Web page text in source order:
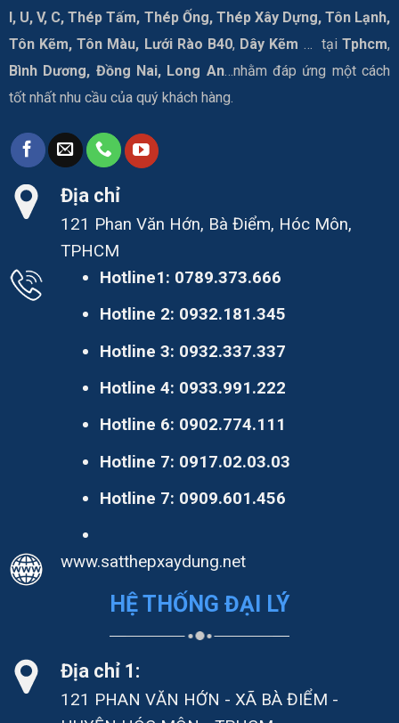
I, U, V, C, Thép Tấm, Thép Ống, Thép Xây Dựng, Tôn Lạnh,
Tôn Kẽm, Tôn Màu, Lưới Rào B40, Dây Kẽm … tạiTphcm,
Bình Dương, Đồng Nai, Long An…nhằm đáp ứng một cách
tốt nhất nhu cầu của quý khách hàng.
Địa chỉ
121 Phan Văn Hớn, Bà Điểm, Hóc Môn,
TPHCM
Hotline1: 0789.373.666
Hotline 2: 0932.181.345
Hotline 3: 0932.337.337
Hotline 4: 0933.991.222
Hotline 6: 0902.774.111
Hotline 7: 0917.02.03.03
Hotline 7: 0909.601.456
www.satthepxaydung.net
HỆ THỐNG ĐẠI LÝ
Địa chỉ 1:
121 PHAN VĂN HỚN - XÃ BÀ ĐIỂM -